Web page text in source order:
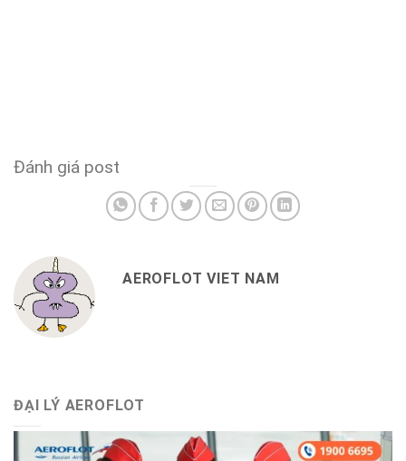
Đánh giá post
AEROFLOT VIET NAM
ĐẠI LÝ AEROFLOT